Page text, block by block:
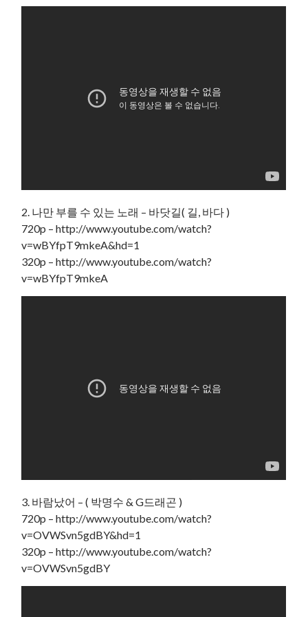
2. 나만 부를 수 있는 노래 – 바닷길( 길, 바다 )
720p – http://www.youtube.com/watch?
v=wBYfpT9mkeA&hd=1
320p – http://www.youtube.com/watch?
v=wBYfpT9mkeA
3. 바람났어 – ( 박명수 & G드래곤 )
720p – http://www.youtube.com/watch?
v=OVWSvn5gdBY&hd=1
320p – http://www.youtube.com/watch?
v=OVWSvn5gdBY